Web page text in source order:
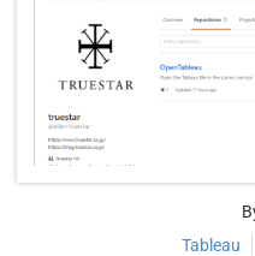
Tableau